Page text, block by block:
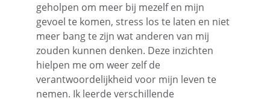
geholpen om meer bij mezelf en mijn
gevoel te komen, stress los te laten en niet
meer bang te zijn wat anderen van mij
zouden kunnen denken. Deze inzichten
hielpen me om weer zelf de
verantwoordelijkheid voor mijn leven te
nemen. Ik leerde verschillende